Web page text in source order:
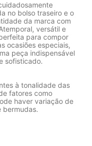
no bolso traseiro e o
da marca com
versátil e
para compor
ocasiões especiais,
peça indispensável
sofisticado.
à tonalidade das
fatores como
haver variação de
bermudas.